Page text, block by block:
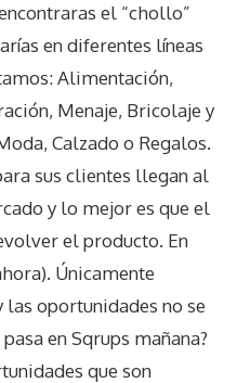
el “chollo”
en diferentes líneas
Alimentación,
Menaje, Bricolaje y
Calzado o Regalos.
sus clientes llegan al
y lo mejor es que el
el producto. En
Únicamente
oportunidades no se
en Sqrups mañana?
que son